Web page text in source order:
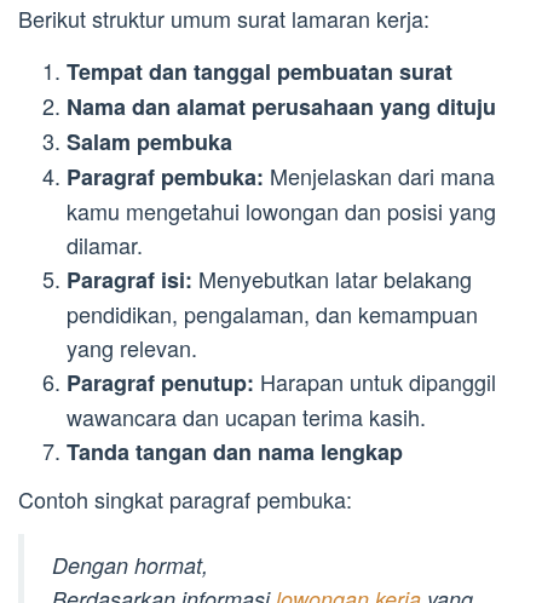
Berikut struktur umum surat lamaran kerja:
Tempat dan tanggal pembuatan surat
Nama dan alamat perusahaan yang dituju
Salam pembuka
Paragraf pembuka: Menjelaskan dari mana
kamu mengetahui lowongan dan posisi yang
dilamar.
Paragraf isi: Menyebutkan latar belakang
pendidikan, pengalaman, dan kemampuan
yang relevan.
Paragraf penutup: Harapan untuk dipanggil
wawancara dan ucapan terima kasih.
Tanda tangan dan nama lengkap
Contoh singkat paragraf pembuka:
Dengan hormat,